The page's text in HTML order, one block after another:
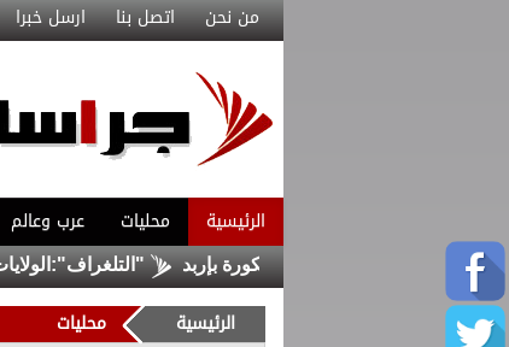
من نحن اتصل بنا ارسل خبرا
الرئيسية محليات عرب وعالم
داخل حفرة في لواء الكورة بإربد "التلغراف":الولايات
الرئيسية محليات